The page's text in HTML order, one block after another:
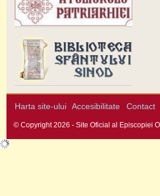
Harta site-ului Accesibilitate Contact
© Copyright 2026 - Site Oficial al Episcopiei